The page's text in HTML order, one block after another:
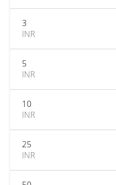
3
INR
5
INR
10
INR
25
INR